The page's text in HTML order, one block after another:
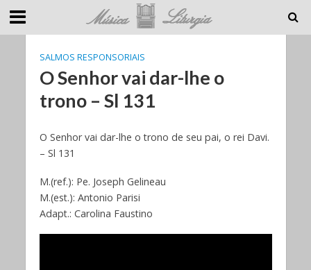
SALMOS RESPONSORIAIS
O Senhor vai dar-lhe o
trono – Sl 131
O Senhor vai dar-lhe o trono de seu pai, o rei Davi.
– Sl 131
M.(ref.): Pe. Joseph Gelineau
M.(est.): Antonio Parisi
Adapt.: Carolina Faustino